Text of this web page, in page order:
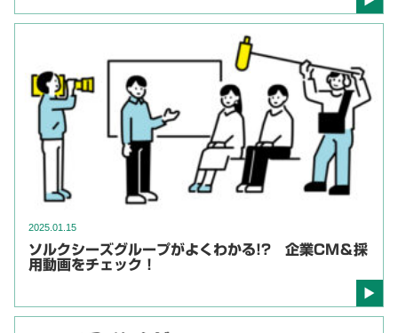
2025.01.15
ソルクシーズグループがよくわかる!? 企業CM＆採
用動画をチェック！